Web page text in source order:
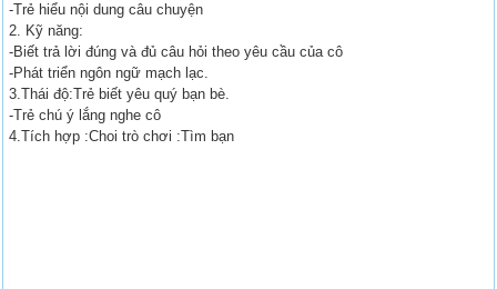
-Trẻ hiểu nội dung câu chuyện
2. Kỹ năng:
-Biết trả lời đúng và đủ câu hỏi theo yêu cầu của cô
-Phát triển ngôn ngữ mạch lạc.
3.Thái độ:Trẻ biết yêu quý bạn bè.
-Trẻ chú ý lắng nghe cô
4.Tích hợp :Choi trò chơi :Tìm bạn